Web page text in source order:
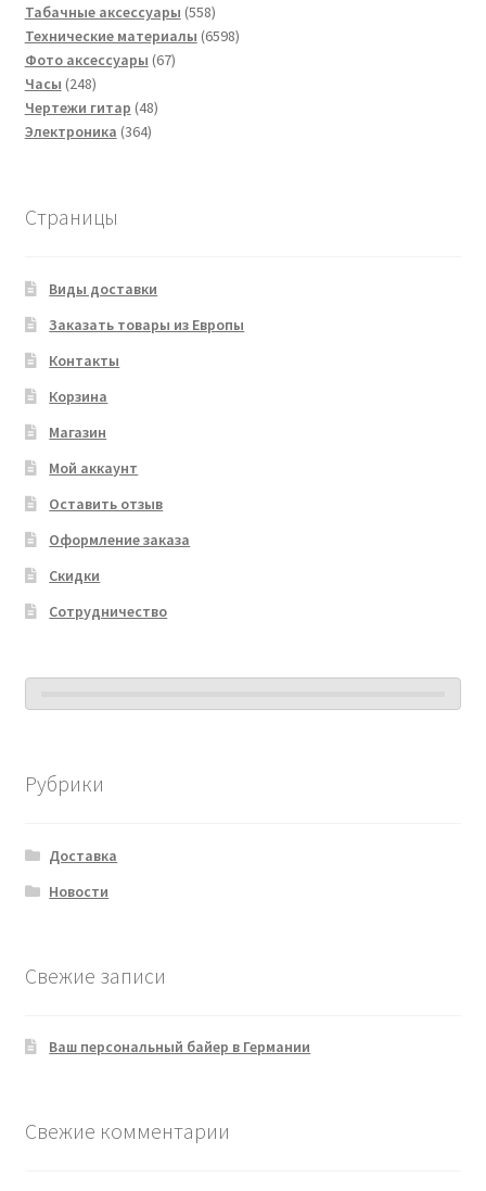
товара
Табачные аксессуары 558558
товаров
Технические материалы 65986598
Фото аксессуары 6767
Часы 248248
товаров
Чертежи гитар 4848
Электроника 364364
Страницы
Виды доставки
Заказать товары из Европы
Контакты
Корзина
Магазин
Мой аккаунт
Оставить отзыв
Оформление заказа
Скидки
Сотрудничество
Рубрики
Доставка
Новости
Свежие записи
Ваш персональный байер в Германии
Свежие комментарии